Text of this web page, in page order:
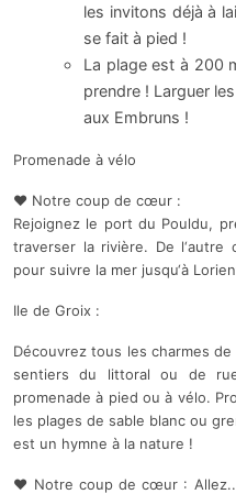
les invitons déjà à
se fait à pied !
La plage est à 200
prendre ! Larguer
aux Embruns !
Promenade à vélo
❤ Notre coup de cœur :
Rejoignez le port du Pouldu,
traverser la rivière. De
pour suivre la mer jusqu‘à
Ile de Groix :
Découvrez tous les charmes
sentiers du littoral ou de
promenade à pied ou à vélo.
les plages de sable blanc ou
est un hymne à la nature !
❤ Notre coup de cœur :